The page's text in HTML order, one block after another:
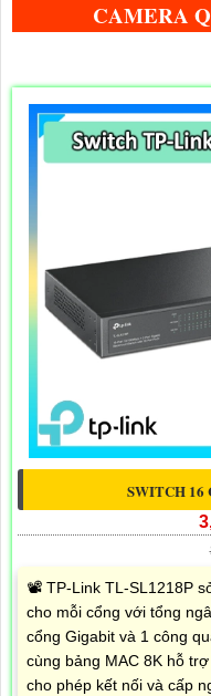
CAMERA
SWITCH 16
📽 TP-Link TL-SL1218P
cho mỗi cổng với tổng
cổng Gigabit và 1 công
cùng bảng MAC 8K hỗ
cho phép kết nối và cấp